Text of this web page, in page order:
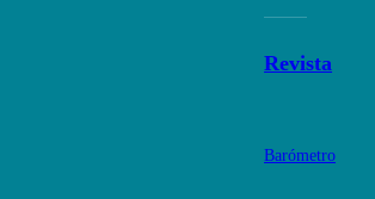
Revista
Barómetro